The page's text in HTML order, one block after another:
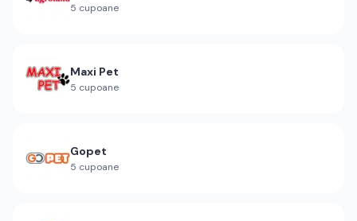
5 cupoane
Maxi Pet
5 cupoane
Gopet
5 cupoane